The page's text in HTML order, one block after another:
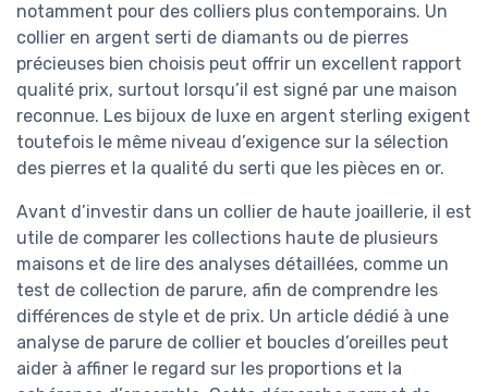
notamment pour des colliers plus contemporains. Un
collier en argent serti de diamants ou de pierres
précieuses bien choisis peut offrir un excellent rapport
qualité prix, surtout lorsqu’il est signé par une maison
reconnue. Les bijoux de luxe en argent sterling exigent
toutefois le même niveau d’exigence sur la sélection
des pierres et la qualité du serti que les pièces en or.
Avant d’investir dans un collier de haute joaillerie, il est
utile de comparer les collections haute de plusieurs
maisons et de lire des analyses détaillées, comme un
test de collection de parure, afin de comprendre les
différences de style et de prix. Un article dédié à une
analyse de parure de collier et boucles d’oreilles peut
aider à affiner le regard sur les proportions et la